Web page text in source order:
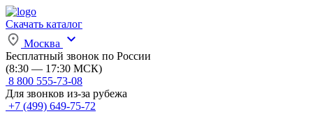
Скачать каталог
Москва
expand_more
Бесплатный звонок по России
(8:30 — 17:30 МСК)
8 800 555-73-08
Для звонков из-за рубежа
+7 (499) 649-75-72